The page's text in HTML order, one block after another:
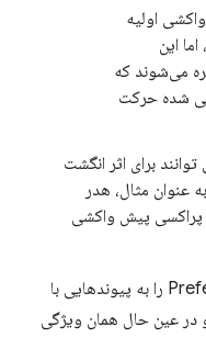
اولیه
این
می‌شوند که
شده حرکت
برای اثر انگشت
عنوان مثال، هدر
پیش واکشی
در آینده، امیدواریم پراکسی Prefetch Private را به پیوندهایی با
عین حال همان ویژگی